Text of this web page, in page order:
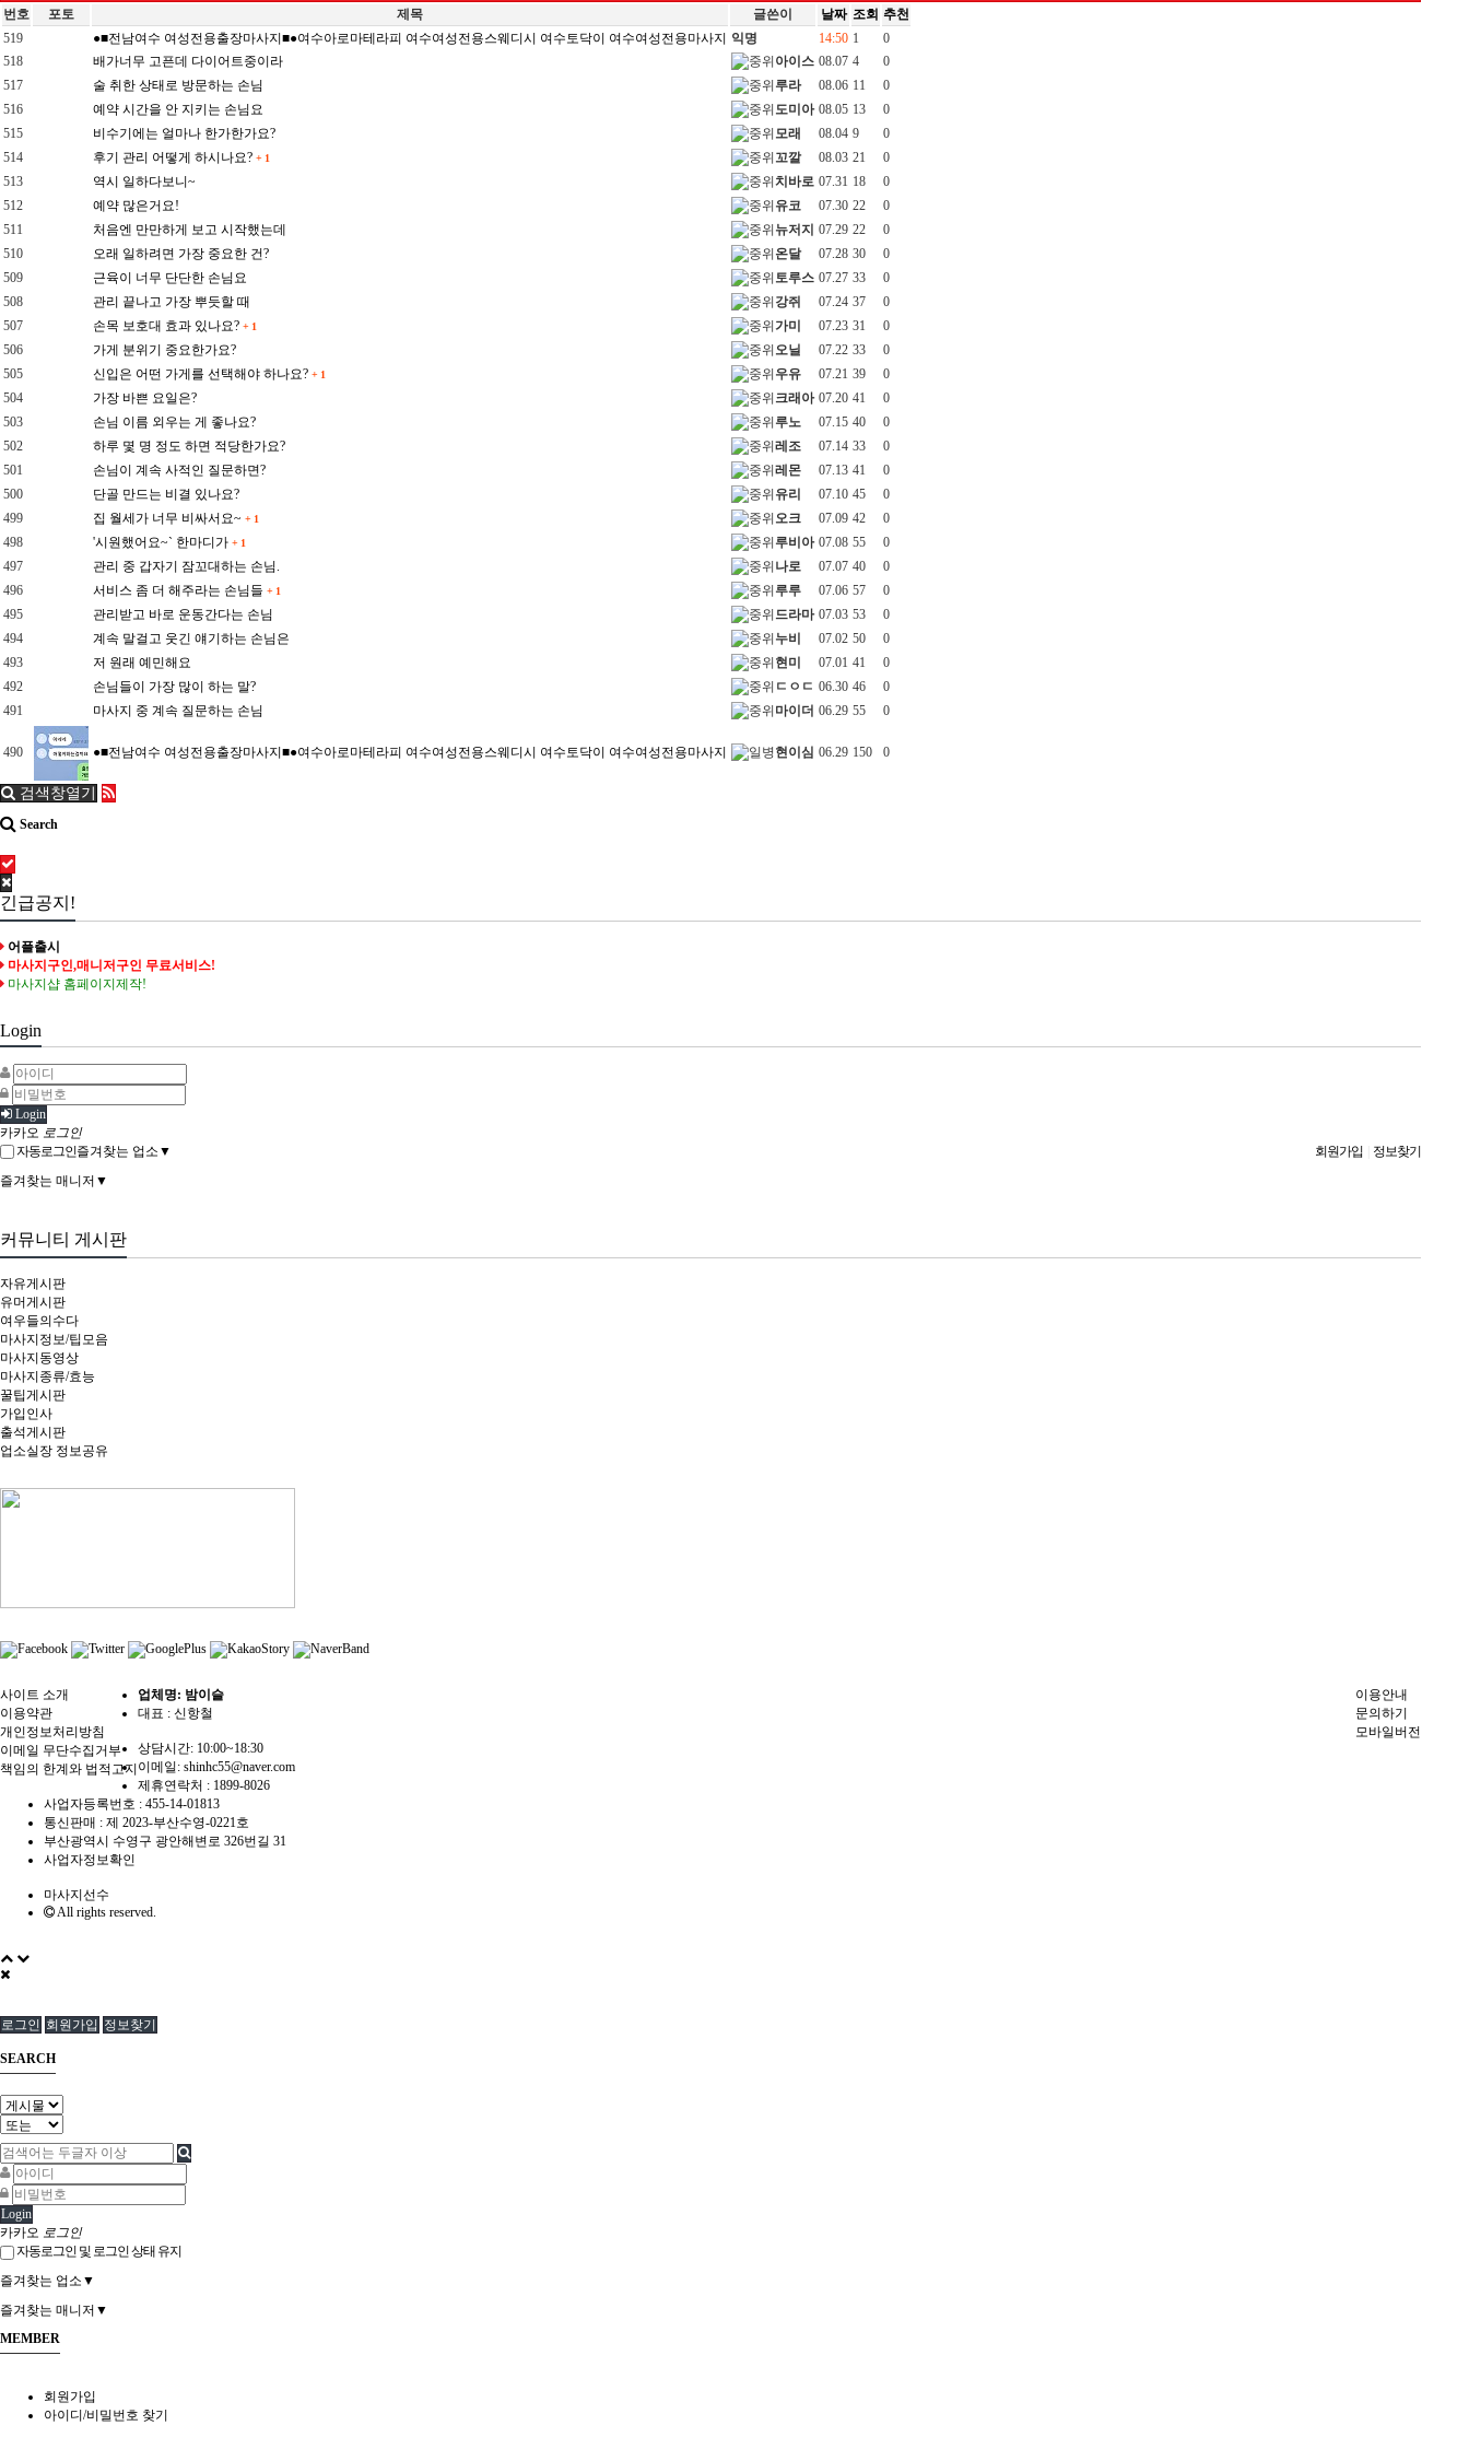
번호 포토 제목 글쓴이 날짜 조회 추천
519
●■전남여수 여성전용출장마사지■●여수아로마테라피 여수여성전용스웨디시 여수토닥이 여수여성전용마사지 익명 14:50 1
0
518
배가너무 고픈데 다이어트중이라 아이스 08.07 4
0
517
술 취한 상태로 방문하는 손님 루라 08.06 11
0
516
예약 시간을 안 지키는 손님요 도미아 08.05 13
0
515
비수기에는 얼마나 한가한가요? 모래 08.04 9
0
514
후기 관리 어떻게 하시나요? + 1 꼬깔 08.03 21
0
513
역시 일하다보니~ 치바로 07.31 18
0
512
예약 많은거요! 유코 07.30 22
0
511
처음엔 만만하게 보고 시작했는데 뉴저지 07.29 22
0
510
오래 일하려면 가장 중요한 건? 온달 07.28 30
0
509
근육이 너무 단단한 손님요 토루스 07.27 33
0
508
관리 끝나고 가장 뿌듯할 때 강쥐 07.24 37
0
507
손목 보호대 효과 있나요? + 1 가미 07.23 31
0
506
가게 분위기 중요한가요? 오닐 07.22 33
0
505
신입은 어떤 가게를 선택해야 하나요? + 1 우유 07.21 39
0
504
가장 바쁜 요일은? 크래아 07.20 41
0
503
손님 이름 외우는 게 좋나요? 루노 07.15 40
0
502
하루 몇 명 정도 하면 적당한가요? 레조 07.14 33
0
501
손님이 계속 사적인 질문하면? 레몬 07.13 41
0
500
단골 만드는 비결 있나요? 유리 07.10 45
0
499
집 월세가 너무 비싸서요~ + 1 오크 07.09 42
0
498
'시원했어요~` 한마디가 + 1 루비아 07.08 55
0
497
관리 중 갑자기 잠꼬대하는 손님. 나로 07.07 40
0
496
서비스 좀 더 해주라는 손님들 + 1 루루 07.06 57
0
495
관리받고 바로 운동간다는 손님 드라마 07.03 53
0
494
계속 말걸고 웃긴 얘기하는 손님은 누비 07.02 50
0
493
저 원래 예민해요 현미 07.01 41
0
492
손님들이 가장 많이 하는 말? ㄷㅇㄷ 06.30 46
0
491
마사지 중 계속 질문하는 손님 마이더 06.29 55 0
490 ●■전남여수 여성전용출장마사지■●여수아로마테라피 여수여성전용스웨디시 여수토닥이 여수여성전용마사지 현이심 06.29 150 0
검색창열기
Search
긴급공지!
어플출시
마사지구인,매니저구인 무료서비스!
마사지샵 홈페이지제작!
Login
Login
카카오 로그인
자동로그인
회원가입 정보찾기
즐겨찾는 업소▼
즐겨찾는 매니저▼
커뮤니티 게시판
자유게시판
유머게시판
여우들의수다
마사지정보/팁모음
마사지동영상
마사지종류/효능
꿀팁게시판
가입인사
출석게시판
업소실장 정보공유
사이트 소개
이용약관
개인정보처리방침
이메일 무단수집거부
책임의 한계와 법적고지
이용안내
문의하기
모바일버전
업체명: 밤이슬
대표 : 신항철
상담시간: 10:00~18:30
이메일: shinhc55@naver.com
제휴연락처 : 1899-8026
사업자등록번호 : 455-14-01813
통신판매 : 제 2023-부산수영-0221호
부산광역시 수영구 광안해변로 326번길 31
사업자정보확인
마사지선수
All rights reserved.
로그인 회원가입 정보찾기
SEARCH
Login
카카오 로그인
자동로그인 및 로그인 상태 유지
즐겨찾는 업소▼
즐겨찾는 매니저▼
MEMBER
회원가입
아이디/비밀번호 찾기